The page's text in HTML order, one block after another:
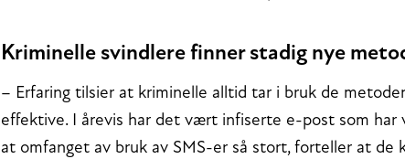
Kriminelle svindlere finner stadig nye
– Erfaring tilsier at kriminelle alltid tar i bruk de
effektive. I årevis har det vært infiserte e-post som
at omfanget av bruk av SMS-er så stort, forteller at de